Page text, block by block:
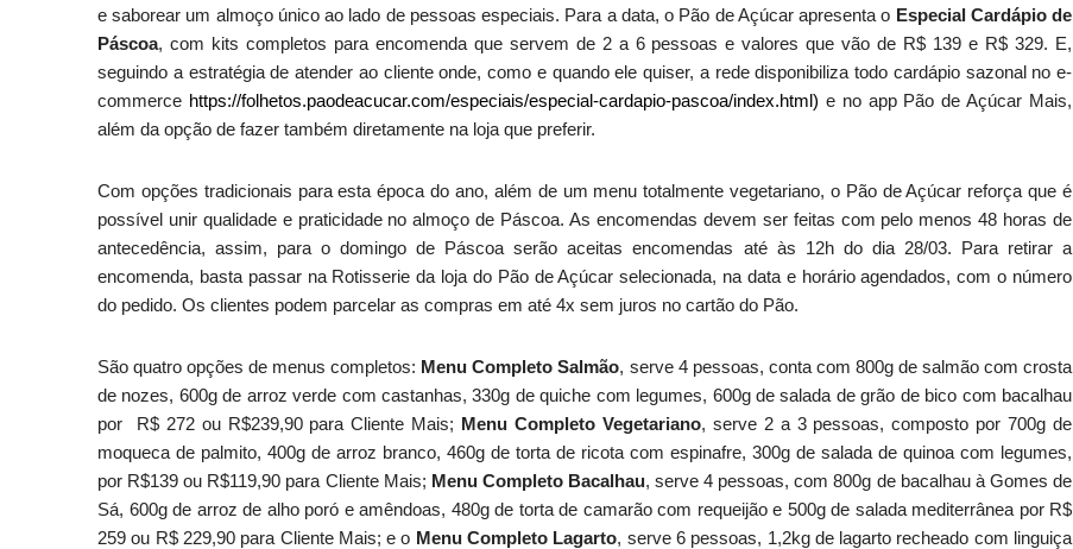
e saborear um almoço único ao lado de pessoas especiais. Para a data, o Pão de Açúcar apresenta o Especial Cardápio de
Páscoa, com kits completos para encomenda que servem de 2 a 6 pessoas e valores que vão de R$ 139 e R$ 329. E,
seguindo a estratégia de atender ao cliente onde, como e quando ele quiser, a rede disponibiliza todo cardápio sazonal no e-
commerce https://folhetos.paodeacucar.com/especiais/especial-cardapio-pascoa/index.html) e no app Pão de Açúcar Mais,
além da opção de fazer também diretamente na loja que preferir.
Com opções tradicionais para esta época do ano, além de um menu totalmente vegetariano, o Pão de Açúcar reforça que é
possível unir qualidade e praticidade no almoço de Páscoa. As encomendas devem ser feitas com pelo menos 48 horas de
antecedência, assim, para o domingo de Páscoa serão aceitas encomendas até às 12h do dia 28/03. Para retirar a
encomenda, basta passar na Rotisserie da loja do Pão de Açúcar selecionada, na data e horário agendados, com o número
do pedido. Os clientes podem parcelar as compras em até 4x sem juros no cartão do Pão.
São quatro opções de menus completos: Menu Completo Salmão, serve 4 pessoas, conta com 800g de salmão com crosta
de nozes, 600g de arroz verde com castanhas, 330g de quiche com legumes, 600g de salada de grão de bico com bacalhau
por R$ 272 ou R$239,90 para Cliente Mais;
Menu Completo Vegetariano, serve 2 a 3 pessoas, composto por 700g de
moqueca de palmito, 400g de arroz branco, 460g de torta de ricota com espinafre, 300g de salada de quinoa com legumes,
por R$139 ou R$119,90 para Cliente Mais; Menu Completo Bacalhau, serve 4 pessoas, com 800g de bacalhau à Gomes de
Sá, 600g de arroz de alho poró e amêndoas, 480g de torta de camarão com requeijão e 500g de salada mediterrânea por R$
259 ou R$ 229,90 para Cliente Mais; e o Menu Completo Lagarto, serve 6 pessoas, 1,2kg de lagarto recheado com linguiça